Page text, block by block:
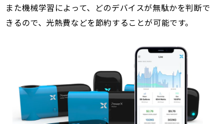
また機械学習によって、どのデバイスが無駄かを判断で
きるので、光熱費などを節約することが可能です。